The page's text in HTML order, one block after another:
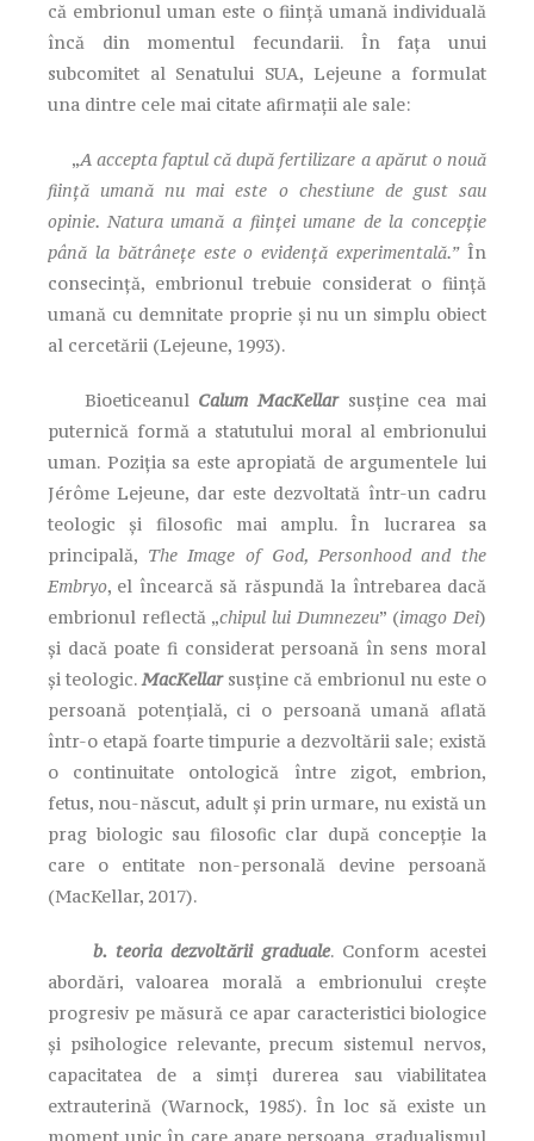
că embrionul uman este o ființă umană individuală
încă din momentul fecundarii. În fața unui
subcomitet al Senatului SUA, Lejeune a formulat
una dintre cele mai citate afirmații ale sale:
„A accepta faptul că după fertilizare a apărut o nouă
ființă umană nu mai este o chestiune de gust sau
opinie. Natura umană a ființei umane de la concepție
până la bătrânețe este o evidență experimentală.”În
consecință, embrionul trebuie considerat o ființă
umană cu demnitate proprie și nu un simplu obiect
al cercetării (Lejeune, 1993).
BioeticeanulCalum MacKellarsusține cea mai
puternică formă a statutului moral al embrionului
uman. Poziția sa este apropiată de argumentele lui
Jérôme Lejeune, dar este dezvoltată într-un cadru
teologic și filosofic mai amplu. În lucrarea sa
principală, The Image of God, Personhood and the
Embryo, el încearcă să răspundă la întrebarea dacă
embrionul reflectă „chipul lui Dumnezeu” (imago Dei)
și dacă poate fi considerat persoană în sens moral
și teologic.MacKellarsusține că embrionul nu este o
persoană potențială, ci o persoană umană aflată
într-o etapă foarte timpurie a dezvoltării sale; există
o continuitate ontologică între zigot, embrion,
fetus, nou-născut, adult și prin urmare, nu există un
prag biologic sau filosofic clar după concepție la
care o entitate non-personală devine persoană
(MacKellar, 2017).
b. teoria dezvoltării graduale. Conform acestei
abordări, valoarea morală a embrionului crește
progresiv pe măsură ce apar caracteristici biologice
și psihologice relevante, precum sistemul nervos,
capacitatea de a simți durerea sau viabilitatea
extrauterină (Warnock, 1985). În loc să existe un